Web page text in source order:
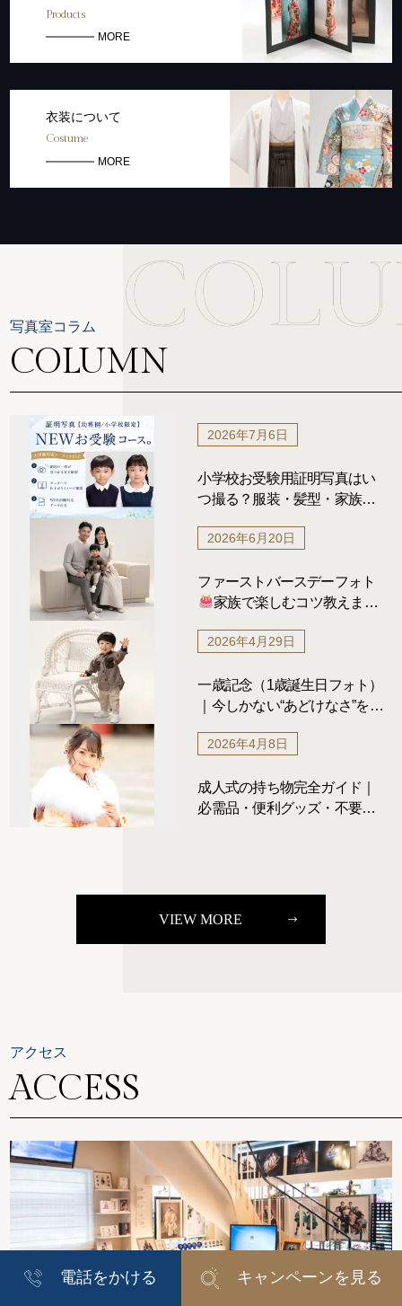
Products
MORE
衣装について
Costume
MORE
写真室コラム
COLUMN
2026年7月6日
小学校お受験用証明写真はい
つ撮る？服装・髪型・家族写
2026年6月20日
ファーストバースデーフォト
家族で楽しむコツ教えま
2026年4月29日
一歳記念（1歳誕生日フォト）
｜今しかない“あどけなさ”を写
2026年4月8日
成人式の持ち物完全ガイド｜
必需品・便利グッズ・不要な
VIEW MORE
アクセス
ACCESS
電話をかける キャンペーンを見る